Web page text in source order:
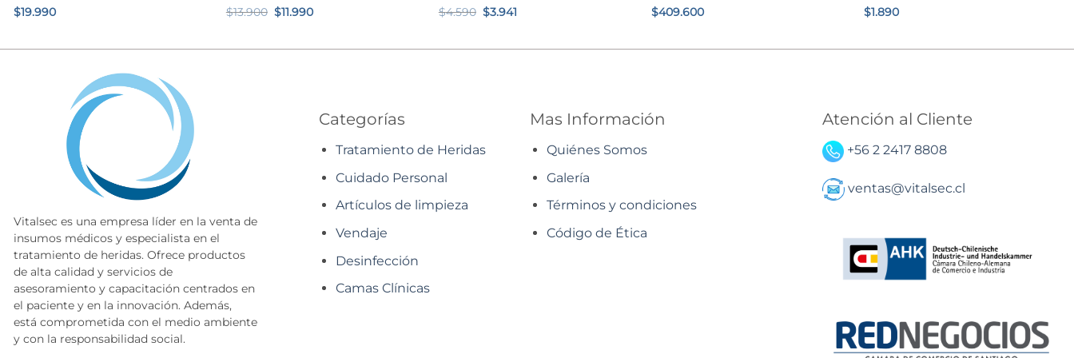
$19.990
$13.900 El
precio
$11.990El $4.590 El
precio
$3.941 $409.600 $1.890
Vitalsec es una empresa líder en la venta de
insumos médicos y especialista en el
tratamiento de heridas. Ofrece productos
de alta calidad y servicios de
asesoramiento y capacitación centrados en
el paciente y en la innovación. Además,
está comprometida con el medio ambiente
y con la responsabilidad social.
Categorías
Tratamiento de Heridas
Cuidado Personal
Artículos de limpieza
Vendaje
Desinfección
Camas Clínicas
Mas Información
Quiénes Somos
Galería
Términos y condiciones
Código de Ética
Atención al Cliente
+56 2 2417 8808
ventas@vitalsec.cl